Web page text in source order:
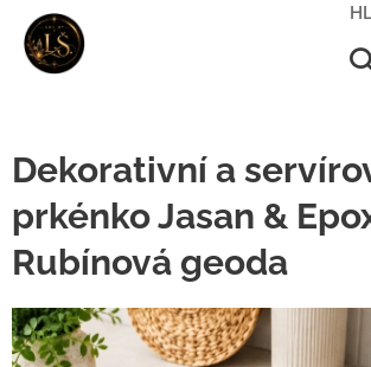
Dekorativní a
prkénko Jasan &
Rubínová geoda